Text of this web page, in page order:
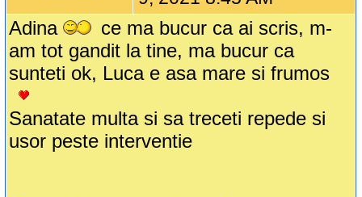
Adina
ce ma bucur ca ai scris, m-
am tot gandit la tine, ma bucur ca
sunteti ok, Luca e asa mare si frumos
Sanatate multa si sa treceti repede si
usor peste interventie